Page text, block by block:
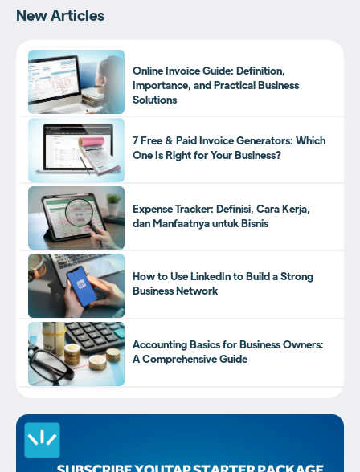
New Articles
Online Invoice Guide: Definition,
Importance, and Practical Business
Solutions
7 Free & Paid Invoice Generators: Which
One Is Right for Your Business?
Expense Tracker: Definisi, Cara Kerja,
dan Manfaatnya untuk Bisnis
How to Use LinkedIn to Build a Strong
Business Network
Accounting Basics for Business Owners:
A Comprehensive Guide